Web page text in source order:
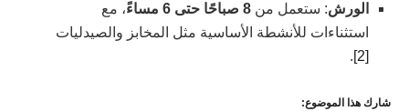
الورش: ستعمل من 8 صباحًا حتى 6 مساءً
، مع
استثناءات للأنشطة الأساسية مثل المخابز والصيدليات
[2]
.
شارك هذا الموضوع: